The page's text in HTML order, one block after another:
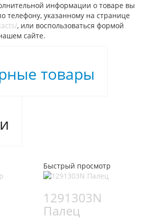
информации о товаре вы
телефону, указанному на странице
, или воспользоваться формой
сайте.
товары
Быстрый просмотр
1291303N
Палец